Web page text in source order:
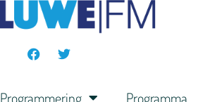
Programmering
Programma